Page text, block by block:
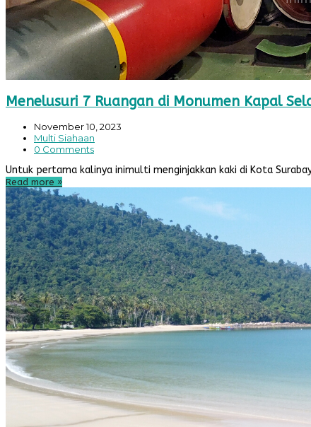
Menelusuri 7 Ruangan di Monumen Kapal
November 10, 2023
Multi Siahaan
0 Comments
Untuk pertama kalinya inimulti menginjakkan kaki di Kota
Read more »